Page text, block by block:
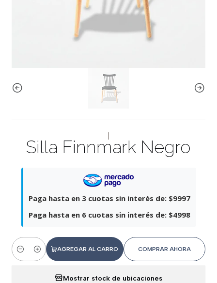
|
Silla Finnmark Negro
Paga hasta en 3 cuotas sin interés de: $9997
Paga hasta en 6 cuotas sin interés de: $4998
Cantidad
AGREGAR AL CARRO COMPRAR AHORA
Mostrar stock de ubicaciones